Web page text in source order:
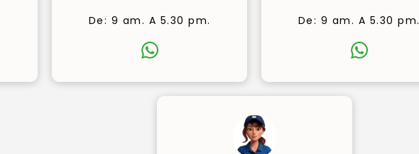
De: 9 am. A 5.30 pm. De: 9 am. A 5.30 pm.